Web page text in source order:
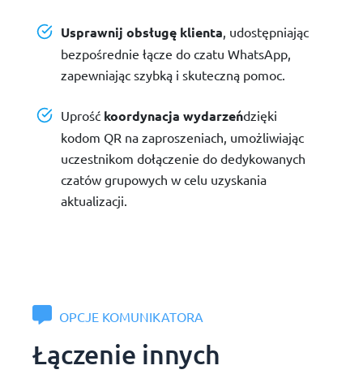
Usprawnij obsługę klienta , udostępniając
bezpośrednie łącze do czatu WhatsApp,
zapewniając szybką i skuteczną pomoc.
Uprość koordynacja wydarzeńdzięki
kodom QR na zaproszeniach, umożliwiając
uczestnikom dołączenie do dedykowanych
czatów grupowych w celu uzyskania
aktualizacji.
OPCJE KOMUNIKATORA
Łączenie innych